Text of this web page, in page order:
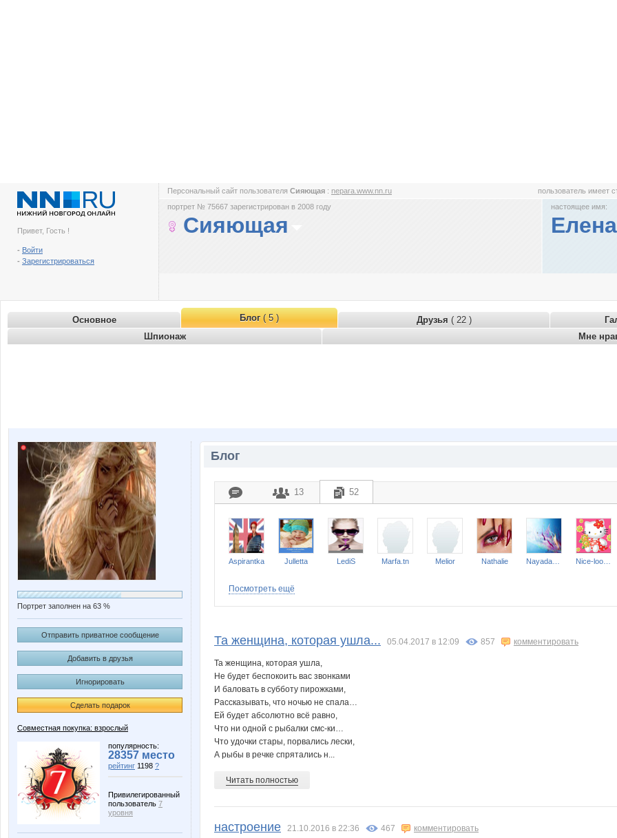
Привет, Гость !
- Войти
- Зарегистрироваться
Персональный сайт пользователя Сияющая : nepara.www.nn.ru пользователь имеет
портрет № 75667 зарегистрирован в 2008 году
Сияющая
настоящее имя:
Елена
Основное Блог( 5 ) Друзья ( 22 )
Шпионаж
Мне
Портрет заполнен на 63 %
Отправить приватное сообщение
Добавить в друзья
Игнорировать
Сделать подарок
Совместная покупка: взрослый
популярность:
28357 место
рейтинг 1198 ?
Привилегированный
пользователь 7
уровня
Блог
13 52
Aspirantka Julletta LediS Marfa.tn Melior Nathalie
Хуторянка Кристаллы свежести Л*ореаль
Посмотреть ещё
Та женщина, которая ушла... 05.04.2017 в 12:09 857 комментировать
Та женщина, которая ушла,
Не будет беспокоить вас звонками
И баловать в субботу пирожками,
Рассказывать, что ночью не спала…
Ей будет абсолютно всё равно,
Что ни одной с рыбалки смс-ки…
Что удочки стары, порвались лески,
А рыбы в речке спрятались н...
Читать полностью
настроение 21.10.2016 в 22:36 467 комментировать